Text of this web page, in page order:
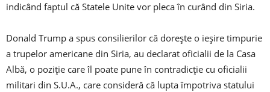
indicând faptul că Statele Unite vor pleca în curând din Siria.
Donald Trump a spus consilierilor că dorește o ieșire timpurie
a trupelor americane din Siria, au declarat oficialii de la Casa
Albă, o poziție care îl poate pune în contradicție cu oficialii
militari din S.U.A., care consideră că lupta împotriva statului